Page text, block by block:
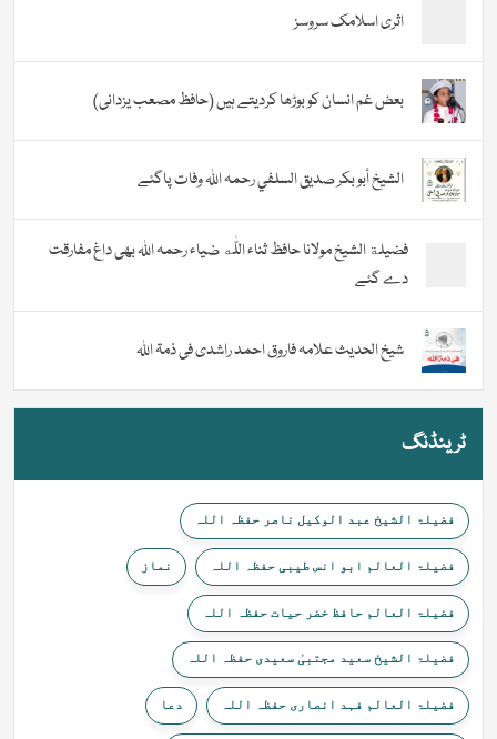
اثری اسلامک سروسز
بعض غم انسان کو بوڑھا کردیتے ہیں (حافظ مصعب یزدانی)
الشيخ أبو بكر صديق السلفي رحمہ اللہ وفات پاگئے
فضیلة الشيخ مولانا حافظ ثناء اللّٰه ضیاء رحمہ اللہ بھی داغ مفارقت
دے گئے
شیخ الحدیث علامہ فاروق احمد راشدی فی ذمۃ اللہ
ٹرینڈنگ
فضیلۃ الشیخ عبد الوکیل ناصر حفظہ اللہ
فضیلۃ العالم ابو انس طیبی حفظہ اللہ نماز
فضیلۃ العالم حافظ خضر حیات حفظہ اللہ
فضیلۃ الشیخ سعید مجتبیٰ سعیدی حفظہ اللہ
فضیلۃ العالم فہد انصاری حفظہ اللہ دعا